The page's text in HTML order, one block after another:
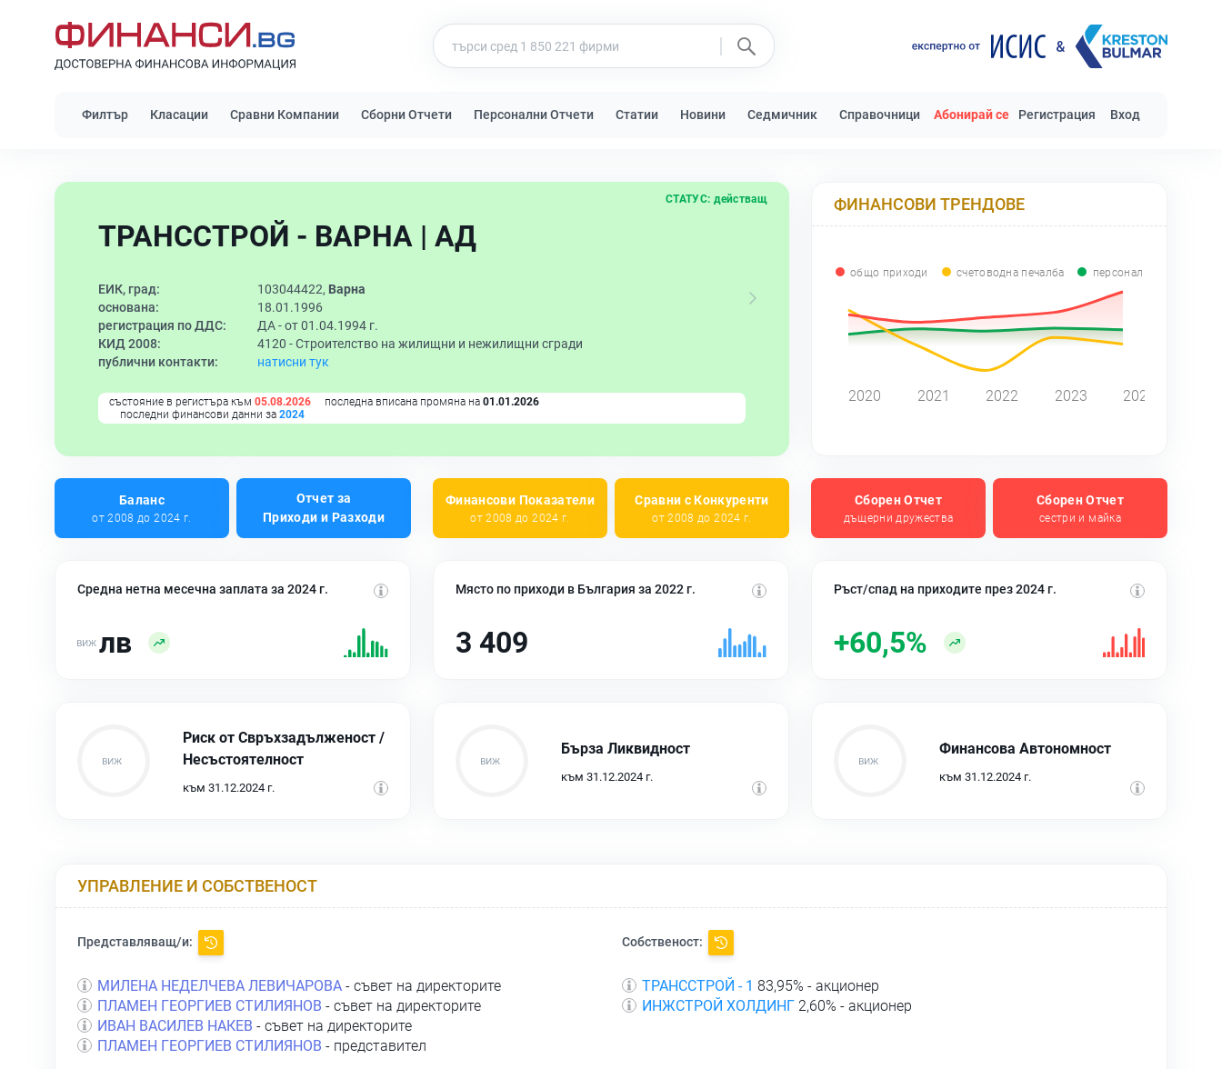
Филтър Класации Сравни Компании Сборни Отчети Персонални Отчети Статии Новини Седмичник Справочници Абонирай се Регистрация Вход
ТРАНССТРОЙ - ВАРНА | АД
СТАТУС: действащ
ЕИК, град: 103044422, Варна
основана:
18.01.1996
регистрация по ДДС:
ДА - от 01.04.1994 г.
КИД 2008:
4120 -Строителство на жилищни и нежилищни сгради
публични контакти:
натисни тук
състояние в регистъра към 05.08.2026 последна вписана промяна на 01.01.2026
последни финансови данни за 2024
ФИНАНСОВИ ТРЕНДОВЕ
общо приходи счетоводна печалба персонал
2020 2021 2022 2023 2024
Баланс
от 2008 до 2024 г.
Отчет за
Приходи и Разходи
Финансови Показатели
от 2008 до 2024 г.
Сравни с Конкуренти
от 2008 до 2024 г.
Сборен Отчет
дъщерни дружества
Сборен Отчет
сестри и майка
Средна нетна месечна заплата за 2024 г.
лв
Място по приходи в България за 2022 г.
3 409
Ръст/спад на приходите през 2024 г.
+60,5%
Риск от Свръхзадълженост /
Несъстоятелност
към 31.12.2024 г.
Бърза Ликвидност
към 31.12.2024 г.
Финансова Автономност
към 31.12.2024 г.
УПРАВЛЕНИЕ И СОБСТВЕНОСТ
Представляващ/и:
МИЛЕНА НЕДЕЛЧЕВА ЛЕВИЧАРОВА - съвет на директорите
ПЛАМЕН ГЕОРГИЕВ СТИЛИЯНОВ - съвет на директорите
ИВАН ВАСИЛЕВ НАКЕВ - съвет на директорите
ПЛАМЕН ГЕОРГИЕВ СТИЛИЯНОВ - представител
Собственост:
ТРАНССТРОЙ - 1 83,95% - акционер
ИНЖСТРОЙ ХОЛДИНГ 2,60% - акционер